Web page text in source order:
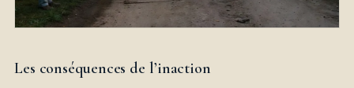
Les conséquences de l’inaction